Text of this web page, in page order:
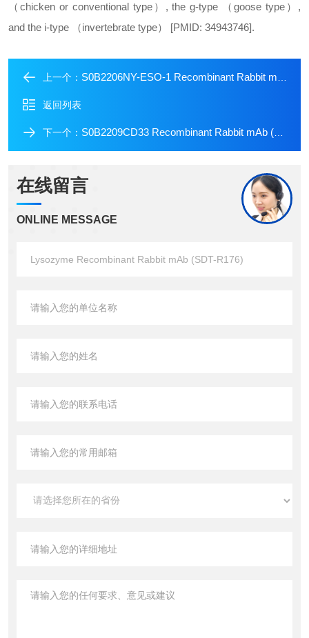
（chicken or conventional type）, the g-type （goose type）,
and the i-type （invertebrate type） [PMID: 34943746].
上一个： S0B2206NY-ESO-1 Recombinant Rabbit mAb (SDT-R154)
返回列表
下一个： S0B2209CD33 Recombinant Rabbit mAb (SDT-269-171)
在线留言
ONLINE MESSAGE